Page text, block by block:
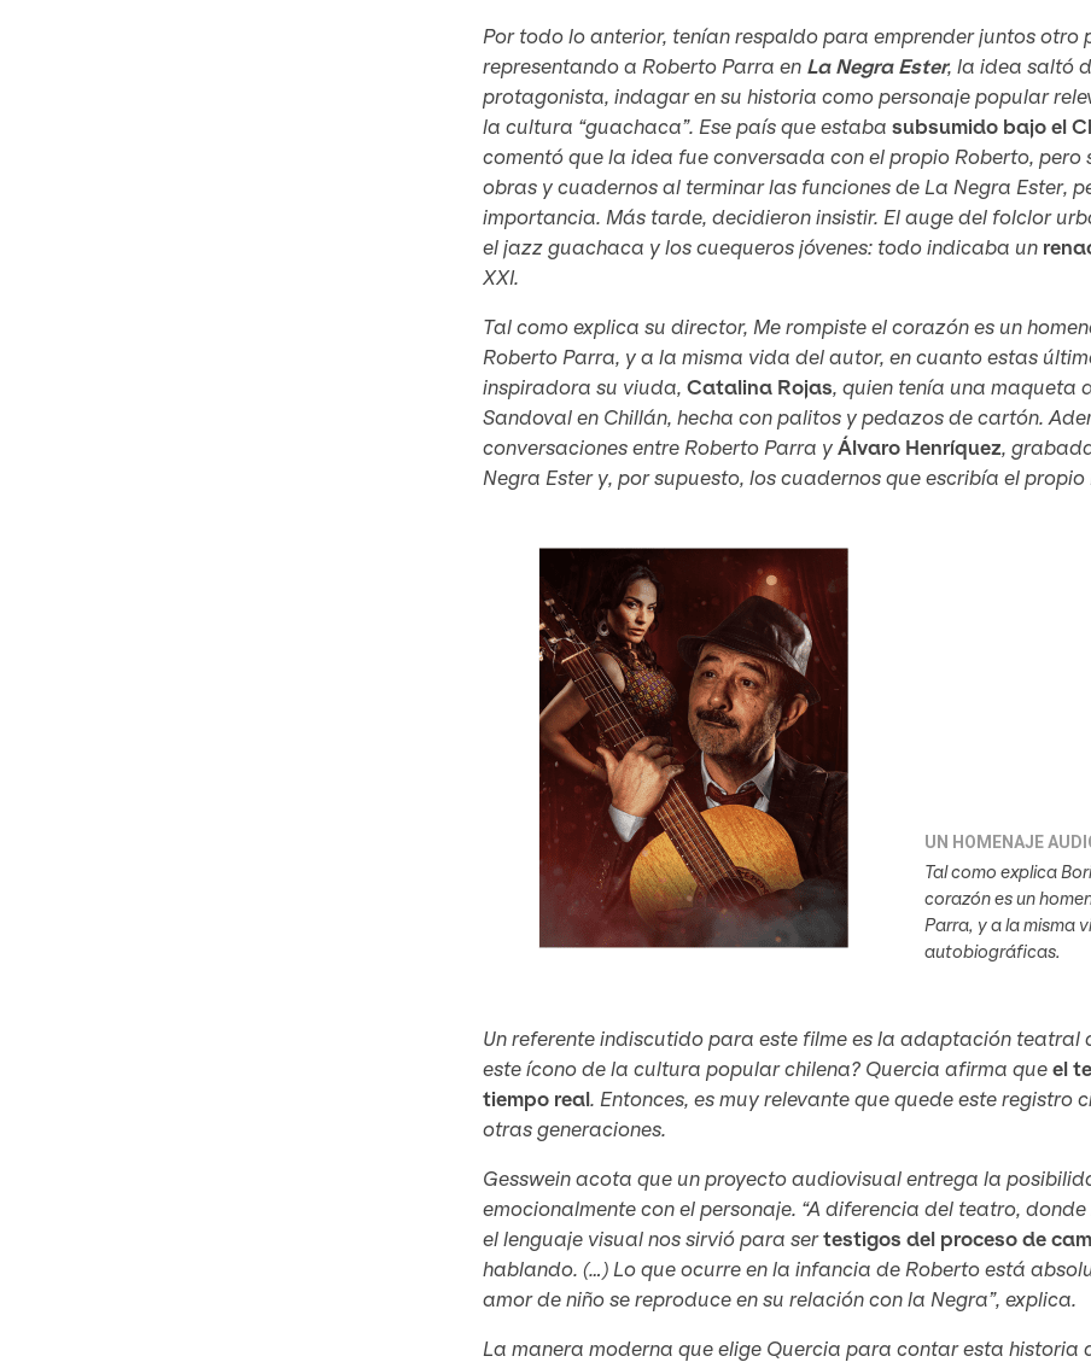
Por todo lo anterior, tenían respaldo para emprender juntos otro
representando a Roberto Parra en La Negra Ester, la idea saltó
protagonista, indagar en su historia como personaje popular
la cultura “guachaca”. Ese país que estaba subsumido bajo el
comentó que la idea fue conversada con el propio Roberto, pero
obras y cuadernos al terminar las funciones de La Negra Ester,
importancia. Más tarde, decidieron insistir. El auge del folclor
el jazz guachaca y los cuequeros jóvenes: todo indicaba un
XXI.
Tal como explica su director, Me rompiste el corazónes un
Roberto Parra, y a la misma vida del autor, en cuanto estas
inspiradora su viuda, Catalina Rojas, quien tenía una maqueta
Sandoval en Chillán, hecha con palitos y pedazos de cartón.
conversaciones entre Roberto Parra yÁlvaro Henríquez,
Negra Estery, por supuesto, los cuadernos que escribía el propio
UN HOMENAJE
Tal como explica
corazón es un
Parra, y a la misma
autobiográficas.
Un referente indiscutido para este filme es la adaptación teatral
este ícono de la cultura popular chilena? Quercia afirma queel
tiempo real. Entonces, es muy relevante que quede este
otras generaciones.
Gesswein acota que un proyecto audiovisual entrega la
emocionalmente con el personaje. “A diferencia del teatro,
el lenguaje visual nos sirvió para sertestigos del proceso de
hablando. (…) Lo que ocurre en la infancia de Roberto está
amor de niño se reproduce en su relación con la Negra”, explica.
La manera moderna que elige Quercia para contar esta historia